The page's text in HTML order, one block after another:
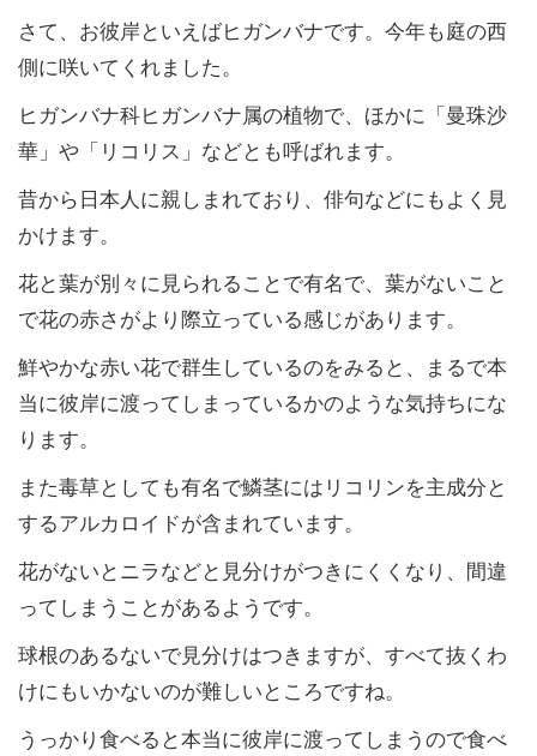
さて、お彼岸といえばヒガンバナです。今年も庭の西
側に咲いてくれました。
ヒガンバナ科ヒガンバナ属の植物で、ほかに「曼珠沙
華」や「リコリス」などとも呼ばれます。
昔から日本人に親しまれており、俳句などにもよく見
かけます。
花と葉が別々に見られることで有名で、葉がないこと
で花の赤さがより際立っている感じがあります。
鮮やかな赤い花で群生しているのをみると、まるで本
当に彼岸に渡ってしまっているかのような気持ちにな
ります。
また毒草としても有名で鱗茎にはリコリンを主成分と
するアルカロイドが含まれています。
花がないとニラなどと見分けがつきにくくなり、間違
ってしまうことがあるようです。
球根のあるないで見分けはつきますが、すべて抜くわ
けにもいかないのが難しいところですね。
うっかり食べると本当に彼岸に渡ってしまうので食べ